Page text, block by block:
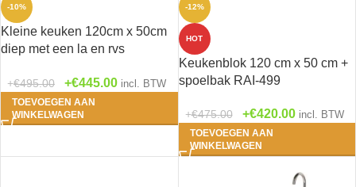
Beton look(0)
Grijs-Bruin(0)
Houtnerf(0)
-10%
Kleine keuken 120cm x 50cm
diep met een la en rvs
€495.00 €445.00 incl. BTW
TOEVOEGEN AAN
WINKELWAGEN
-12%
HOT
Keukenblok 120 cm x 50 cm +
spoelbak RAI-499
€475.00 €420.00 incl. BTW
TOEVOEGEN AAN
WINKELWAGEN